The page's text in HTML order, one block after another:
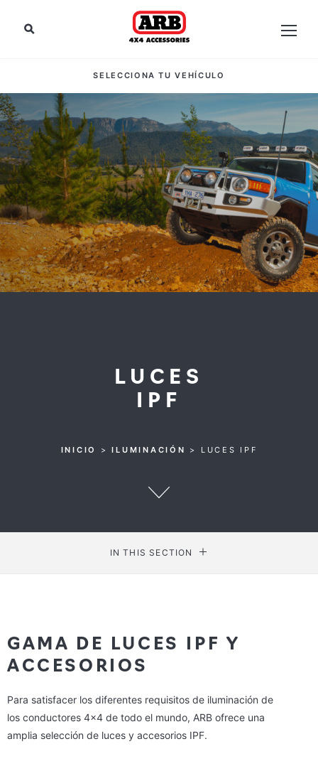
SELECCIONA TU VEHÍCULO
LUCES
IPF
INICIO >ILUMINACIÓN > LUCES IPF
IN THIS SECTION
GAMA DE LUCES IPF Y
ACCESORIOS
Para satisfacer los diferentes requisitos de iluminación de
los conductores 4×4 de todo el mundo, ARB ofrece una
amplia selección de luces y accesorios IPF.